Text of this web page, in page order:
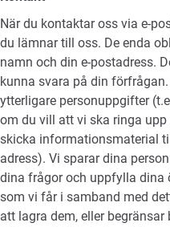
När du kontaktar oss via e-
du lämnar till oss. De enda
namn och din e-postadress.
kunna svara på din
ytterligare personuppgifter
om du vill att vi ska ringa
skicka informationsmaterial
adress). Vi sparar dina
dina frågor och uppfylla dina
som vi får i samband med
att lagra dem, eller